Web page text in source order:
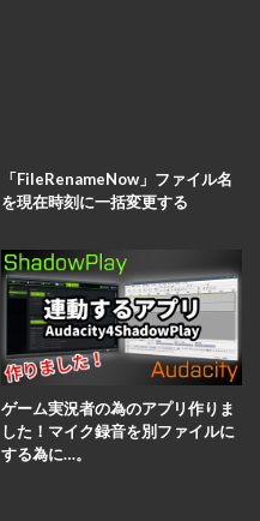
「FileRenameNow」ファイル名
を現在時刻に一括変更する
ゲーム実況者の為のアプリ作りま
した！マイク録音を別ファイルに
する為に…。